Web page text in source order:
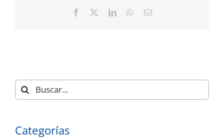
Facebook LinkedInWhatsApp
Correo
Buscar:
Categorías